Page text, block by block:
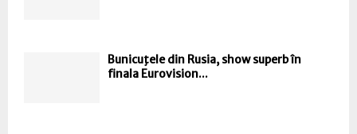
Bunicuţele din Rusia, show superb în
finala Eurovision...